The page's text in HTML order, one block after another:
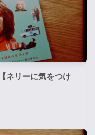
ネリーに気をつけ